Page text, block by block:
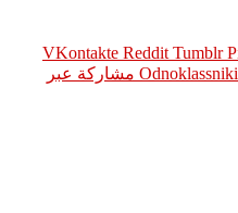
Odnoklassniki مشاركة عبر